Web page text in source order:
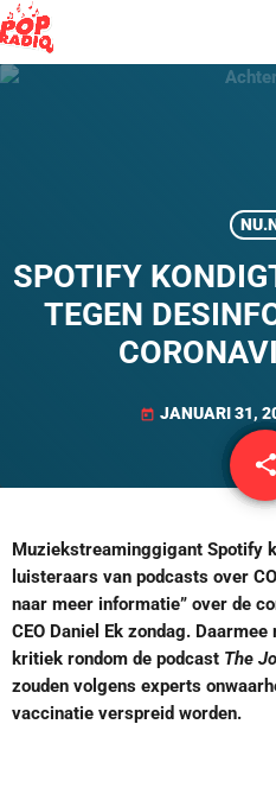
SPOTIFY
TEGEN
today JANUARI 31,
share
email
Muziekstreaminggigant Spotify
luisteraars van podcasts over
naar meer informatie” over de
CEO Daniel Ek zondag.
kritiek rondom de podcast The
zouden volgens experts
vaccinatie verspreid worden.